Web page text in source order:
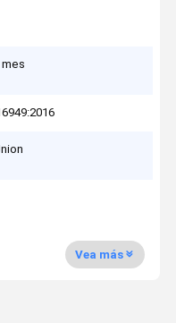
Vea más